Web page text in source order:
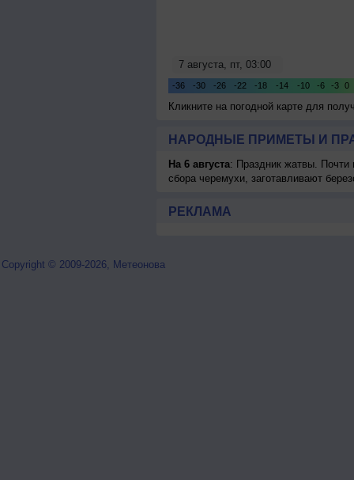
Кликните на погодной карте для
НАРОДНЫЕ ПРИМЕТЫ И
На 6 августа: Праздник жатвы. Почти
сбора черемухи, заготавливают
РЕКЛАМА
Copyright © 2009-2026, Метеонова